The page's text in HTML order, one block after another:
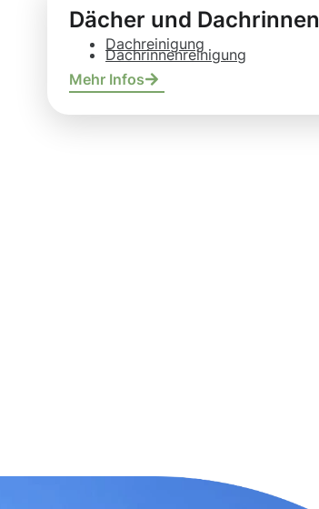
Dächer und Dachrinnen
Dachreinigung
Dachrinnenreinigung
Mehr Infos